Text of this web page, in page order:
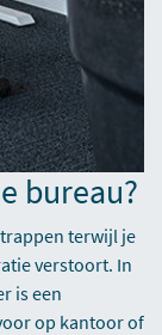
bureau?
terwijl je
verstoort. In
is een
op kantoor of